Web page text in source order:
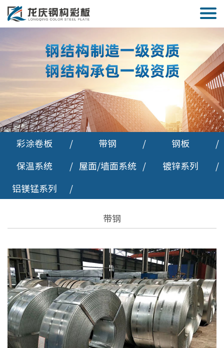
彩涂卷板 / 带钢 / 钢板
/
保温系统
/ 屋面/墙面系统 / 镀锌系列
/
铝镁锰系列
/
带钢